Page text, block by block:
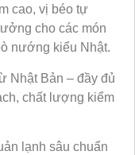
cao, vị béo tự
cho các món
nướng kiểu Nhật.
Nhật Bản – đầy đủ
chất lượng kiểm
lạnh sâu chuẩn